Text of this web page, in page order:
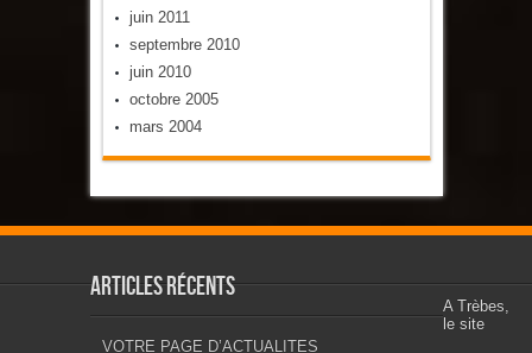
juin 2011
septembre 2010
juin 2010
octobre 2005
mars 2004
Articles récents
VOTRE PAGE D’ACTUALITES
A Trèbes,
le site